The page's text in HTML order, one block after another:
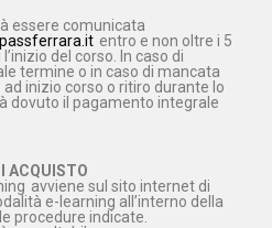
essere comunicata
entro e non oltre i 5
del corso. In caso di
termine o in caso di mancata
inizio corso o ritiro durante lo
dovuto il pagamento integrale
ACQUISTO
avviene sul sito internet di
e-learning all’interno della
procedure indicate.